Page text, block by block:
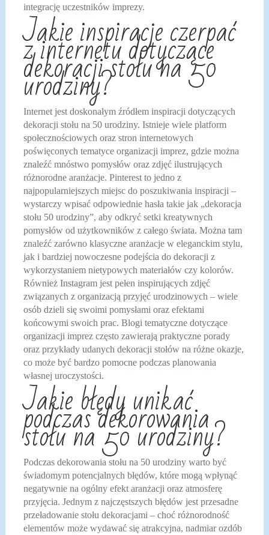
integrację uczestników imprezy.
Jakie inspiracje czerpać
z internetu dotyczące
dekoracji stołu na 50
urodziny?
Internet jest doskonałym źródłem inspiracji dotyczących
dekoracji stołu na 50 urodziny. Istnieje wiele platform
społecznościowych oraz stron internetowych
poświęconych tematyce organizacji imprez, gdzie można
znaleźć mnóstwo pomysłów oraz zdjęć ilustrujących
różnorodne aranżacje. Pinterest to jedno z
najpopularniejszych miejsc do poszukiwania inspiracji –
wystarczy wpisać odpowiednie hasła takie jak „dekoracja
stołu 50 urodziny”, aby odkryć setki kreatywnych
pomysłów od użytkowników z całego świata. Można tam
znaleźć zarówno klasyczne aranżacje w eleganckim stylu,
jak i bardziej nowoczesne podejścia do dekoracji z
wykorzystaniem nietypowych materiałów czy kolorów.
Również Instagram jest pełen inspirujących zdjęć
związanych z organizacją przyjęć urodzinowych – wiele
osób dzieli się swoimi pomysłami oraz efektami
końcowymi swoich prac. Blogi tematyczne dotyczące
organizacji imprez często zawierają praktyczne porady
oraz przykłady udanych dekoracji stołów na różne okazje,
co może być bardzo pomocne podczas planowania
własnej uroczystości.
Jakie błędy unikać
podczas dekorowania
stołu na 50 urodziny?
Podczas dekorowania stołu na 50 urodziny warto być
świadomym potencjalnych błędów, które mogą wpłynąć
negatywnie na ogólny efekt aranżacji oraz atmosferę
przyjęcia. Jednym z najczęstszych błędów jest przesadne
przeładowanie stołu dekoracjami – choć różnorodność
elementów może wydawać się atrakcyjna, nadmiar ozdób